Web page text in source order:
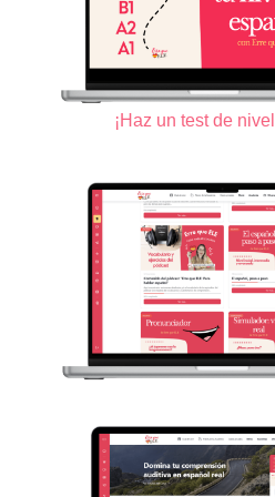
¡Haz un test de nivel